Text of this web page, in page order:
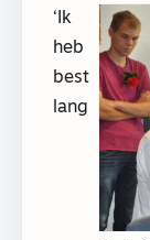
‘Ik
heb
best
lang